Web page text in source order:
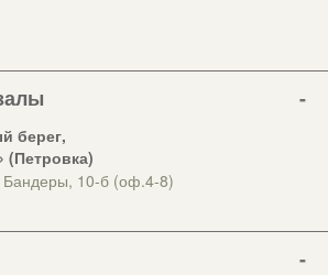
берег,
(Петровка)
Бандеры, 10-б (оф.4-8)